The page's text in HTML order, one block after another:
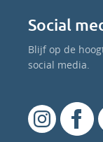
Social
Blijf op de
social media.